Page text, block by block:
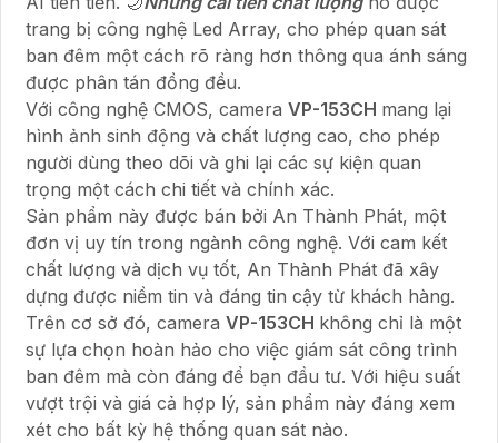
trang bị công nghệ Led Array, cho phép quan sát
ban đêm một cách rõ ràng hơn thông qua ánh sáng
được phân tán đồng đều.
Với công nghệ CMOS, camera VP-153CH mang lại
hình ảnh sinh động và chất lượng cao, cho phép
người dùng theo dõi và ghi lại các sự kiện quan
trọng một cách chi tiết và chính xác.
Sản phẩm này được bán bởi An Thành Phát, một
đơn vị uy tín trong ngành công nghệ. Với cam kết
chất lượng và dịch vụ tốt, An Thành Phát đã xây
dựng được niềm tin và đáng tin cậy từ khách hàng.
Trên cơ sở đó, camera VP-153CH không chỉ là một
sự lựa chọn hoàn hảo cho việc giám sát công trình
ban đêm mà còn đáng để bạn đầu tư. Với hiệu suất
vượt trội và giá cả hợp lý, sản phẩm này đáng xem
xét cho bất kỳ hệ thống quan sát nào.